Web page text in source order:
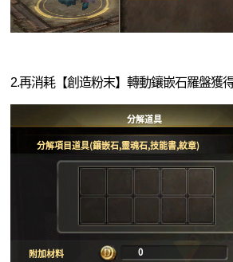
2.再消耗【創造粉末】轉動鑲嵌石羅盤獲